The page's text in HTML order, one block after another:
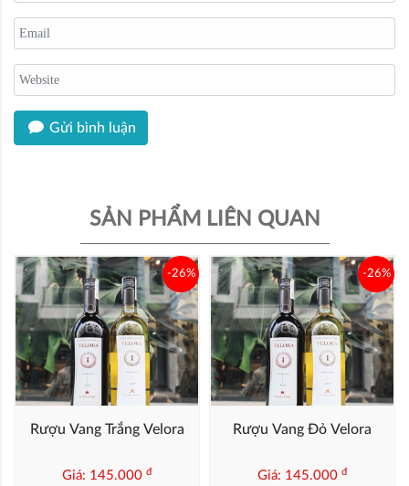
Gửi bình luận
SẢN PHẨM LIÊN QUAN
Rượu Vang Trắng Velora
Giá: 145.000 đ
-26%
Rượu Vang Đỏ Velora
Giá: 145.000 đ
-26%